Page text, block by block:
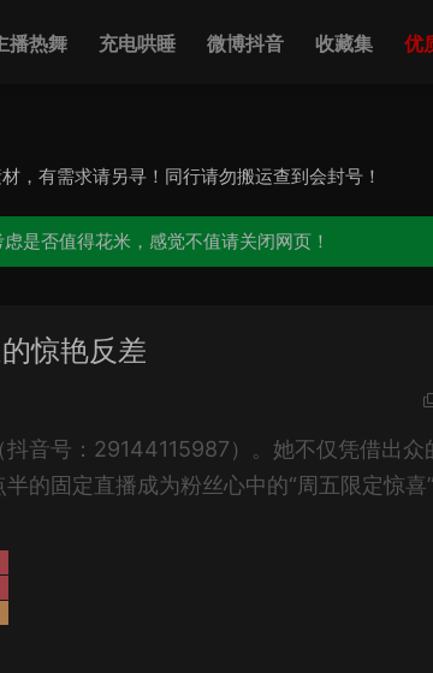
播热舞 充电哄睡 微博抖音 收藏集 优
，有需求请另寻！同行请勿搬运查到会封号！
是否值得花米，感觉不值请关闭网页！
惊艳反差
抖音号：29144115987）。她不仅凭借出众
的固定直播成为粉丝心中的“周五限定惊喜